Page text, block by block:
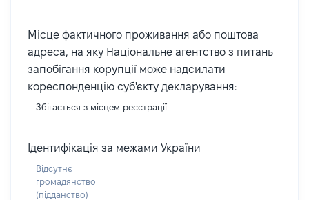
Місце фактичного проживання або поштова
адреса, на яку Національне агентство з питань
запобігання корупції може надсилати
кореспонденцію суб'єкту декларування:
Збігається з місцем реєстрації
Ідентифікація за межами України
Відсутнє
громадянство
(підданство)